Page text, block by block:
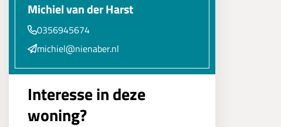
Michiel van der Harst
0356945674
michiel@nienaber.nl
Interesse in deze
woning?